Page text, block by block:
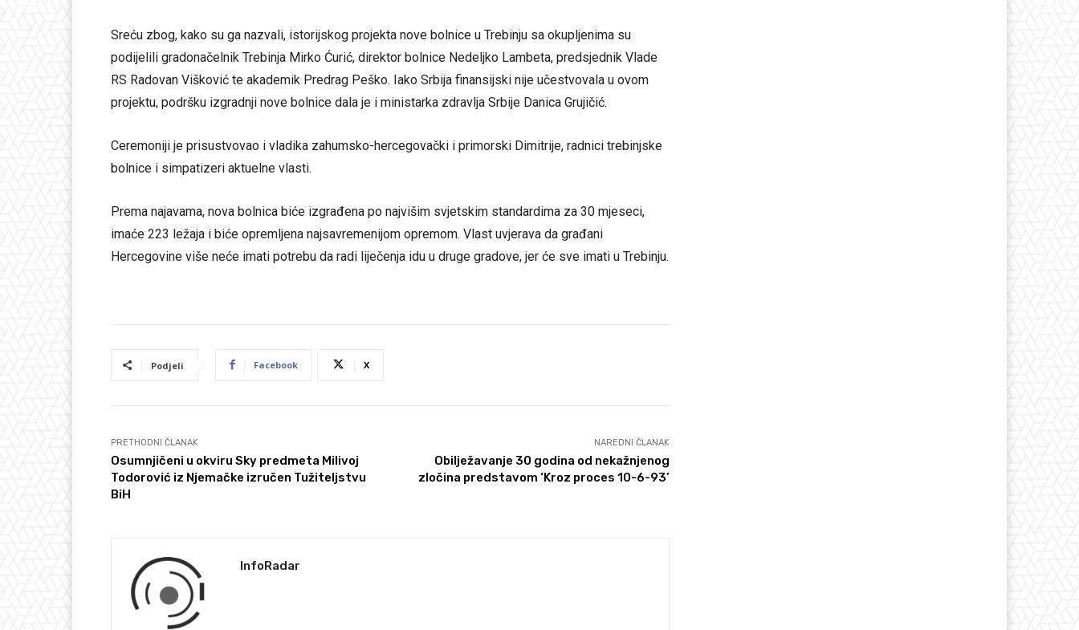
Sreću zbog, kako su ga nazvali, istorijskog projekta nove bolnice u Trebinju sa okupljenima su
podijelili gradonačelnik Trebinja Mirko Ćurić, direktor bolnice Nedeljko Lambeta, predsjednik Vlade
RS Radovan Višković te akademik Predrag Peško. Iako Srbija finansijski nije učestvovala u ovom
projektu, podršku izgradnji nove bolnice dala je i ministarka zdravlja Srbije Danica Grujičić.
Ceremoniji je prisustvovao i vladika zahumsko-hercegovački i primorski Dimitrije, radnici trebinjske
bolnice i simpatizeri aktuelne vlasti.
Prema najavama, nova bolnica biće izgrađena po najvišim svjetskim standardima za 30 mjeseci,
imaće 223 ležaja i biće opremljena najsavremenijom opremom. Vlast uvjerava da građani
Hercegovine više neće imati potrebu da radi liječenja idu u druge gradove, jer će sve imati u Trebinju.
Podjeli Facebook X
PRETHODNI ČLANAK
Osumnjičeni u okviru Sky predmeta Milivoj
Todorović iz Njemačke izručen Tužiteljstvu
BiH
NAREDNI ČLANAK
Obilježavanje 30 godina od nekažnjenog
zločina predstavom ‘Kroz proces 10-6-93’
InfoRadar